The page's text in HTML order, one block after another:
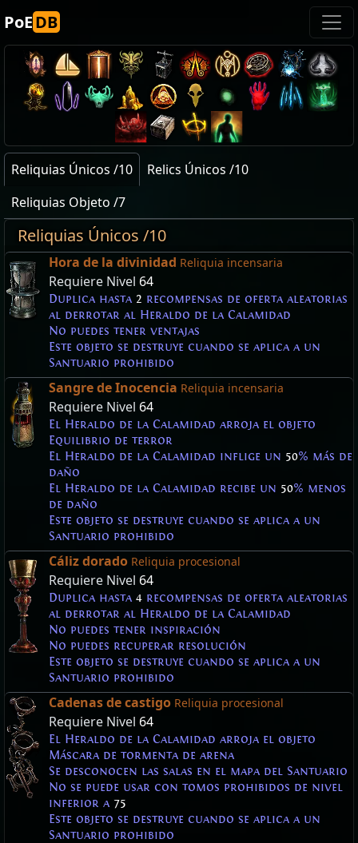
PoEDB
Reliquias Únicos /10
Relics Únicos /10
Reliquias Objeto /7
Reliquias Únicos /10
Hora de la divinidad Reliquia incensaria
Requiere Nivel 64
Duplica hasta 2 recompensas de oferta aleatorias
al derrotar al Heraldo de la Calamidad
No puedes tener ventajas
Este objeto se destruye cuando se aplica a un
Santuario prohibido
Sangre de Inocencia Reliquia incensaria
Requiere Nivel 64
El Heraldo de la Calamidad arroja el objeto
Equilibrio de terror
El Heraldo de la Calamidad inflige un 50% más de
daño
El Heraldo de la Calamidad recibe un 50% menos
de daño
Este objeto se destruye cuando se aplica a un
Santuario prohibido
Cáliz dorado Reliquia procesional
Requiere Nivel 64
Duplica hasta 4 recompensas de oferta aleatorias
al derrotar al Heraldo de la Calamidad
No puedes tener inspiración
No puedes recuperar resolución
Este objeto se destruye cuando se aplica a un
Santuario prohibido
Cadenas de castigo Reliquia procesional
Requiere Nivel 64
El Heraldo de la Calamidad arroja el objeto
Máscara de tormenta de arena
Se desconocen las salas en el mapa del Santuario
No se puede usar con tomos prohibidos de nivel
inferior a 75
Este objeto se destruye cuando se aplica a un
Santuario prohibido